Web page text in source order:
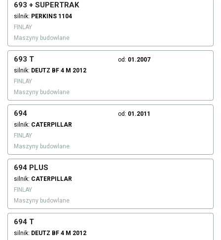
693 + SUPERTRAK
silnik: PERKINS 1104
FINLAY
Maszyny budowlane
693 T od: 01.2007
silnik: DEUTZ BF 4 M 2012
FINLAY
Maszyny budowlane
694 od: 01.2011
silnik: CATERPILLAR
FINLAY
Maszyny budowlane
694 PLUS
silnik: CATERPILLAR
FINLAY
Maszyny budowlane
694 T
silnik: DEUTZ BF 4 M 2012